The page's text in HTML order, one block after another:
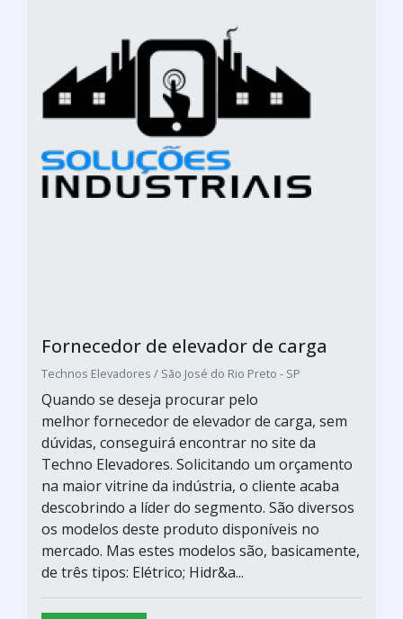
Fornecedor de elevador de carga
Technos Elevadores / São José do Rio Preto - SP
Quando se deseja procurar pelo
melhor fornecedor de elevador de carga, sem
dúvidas, conseguirá encontrar no site da
Techno Elevadores. Solicitando um orçamento
na maior vitrine da indústria, o cliente acaba
descobrindo a líder do segmento. São diversos
os modelos deste produto disponíveis no
mercado. Mas estes modelos são, basicamente,
de três tipos: Elétrico; Hidr&a...